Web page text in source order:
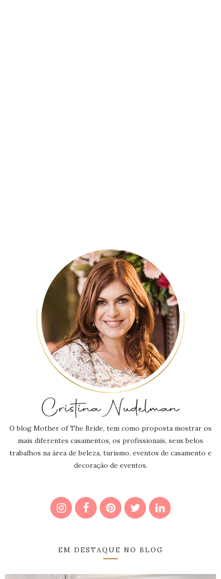
O blog Mother of The Bride, tem como proposta mostrar os
mais diferentes casamentos, os profissionais, seus belos
trabalhos na área de beleza, turismo, eventos de casamento e
decoração de eventos.
EM DESTAQUE NO BLOG